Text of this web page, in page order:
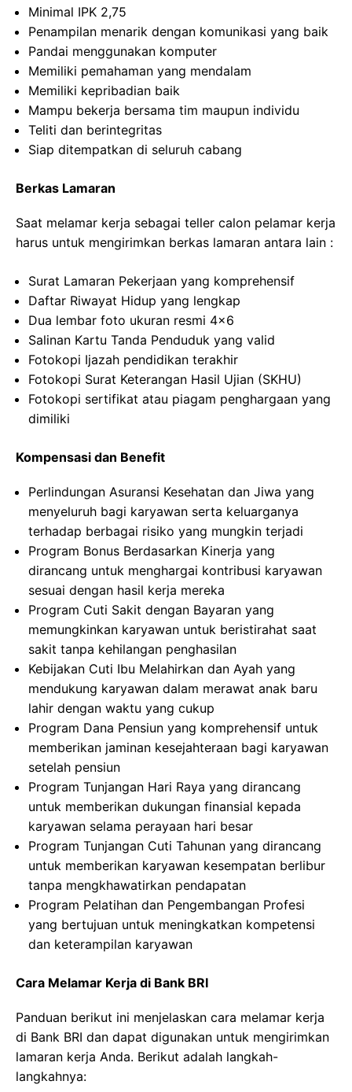
Minimal IPK 2,75
Penampilan menarik dengan komunikasi yang baik
Pandai menggunakan komputer
Memiliki pemahaman yang mendalam
Memiliki kepribadian baik
Mampu bekerja bersama tim maupun individu
Teliti dan berintegritas
Siap ditempatkan di seluruh cabang
Berkas Lamaran
Saat melamar kerja sebagai teller calon pelamar kerja
harus untuk mengirimkan berkas lamaran antara lain :
Surat Lamaran Pekerjaan yang komprehensif
Daftar Riwayat Hidup yang lengkap
Dua lembar foto ukuran resmi 4×6
Salinan Kartu Tanda Penduduk yang valid
Fotokopi Ijazah pendidikan terakhir
Fotokopi Surat Keterangan Hasil Ujian (SKHU)
Fotokopi sertifikat atau piagam penghargaan yang
dimiliki
Kompensasi dan Benefit
Perlindungan Asuransi Kesehatan dan Jiwa yang
menyeluruh bagi karyawan serta keluarganya
terhadap berbagai risiko yang mungkin terjadi
Program Bonus Berdasarkan Kinerja yang
dirancang untuk menghargai kontribusi karyawan
sesuai dengan hasil kerja mereka
Program Cuti Sakit dengan Bayaran yang
memungkinkan karyawan untuk beristirahat saat
sakit tanpa kehilangan penghasilan
Kebijakan Cuti Ibu Melahirkan dan Ayah yang
mendukung karyawan dalam merawat anak baru
lahir dengan waktu yang cukup
Program Dana Pensiun yang komprehensif untuk
memberikan jaminan kesejahteraan bagi karyawan
setelah pensiun
Program Tunjangan Hari Raya yang dirancang
untuk memberikan dukungan finansial kepada
karyawan selama perayaan hari besar
Program Tunjangan Cuti Tahunan yang dirancang
untuk memberikan karyawan kesempatan berlibur
tanpa mengkhawatirkan pendapatan
Program Pelatihan dan Pengembangan Profesi
yang bertujuan untuk meningkatkan kompetensi
dan keterampilan karyawan
Cara Melamar Kerja di Bank BRI
Panduan berikut ini menjelaskan cara melamar kerja
di Bank BRI dan dapat digunakan untuk mengirimkan
lamaran kerja Anda. Berikut adalah langkah-
langkahnya: